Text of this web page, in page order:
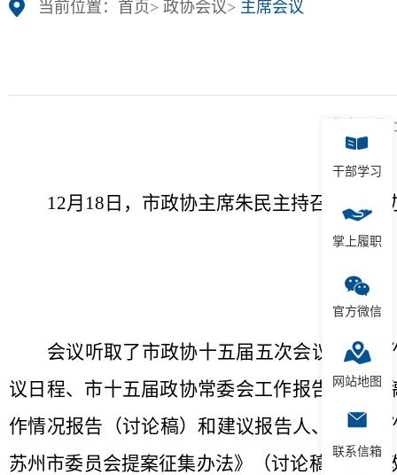
当前位置： 首页> 政协会议> 主席会议
发布日
12月 18 日，市政协主席朱民主持召开市政
会议听取了市政协十五届五次会议筹备
议日程、市十五届政协常委会工作报告（讨
作情况报告（讨论稿）和建议报告人、提案
苏州市委员会提案征集办法》（讨论稿）、
干部学习
掌上履职
官方微信
网站地图
联系信箱